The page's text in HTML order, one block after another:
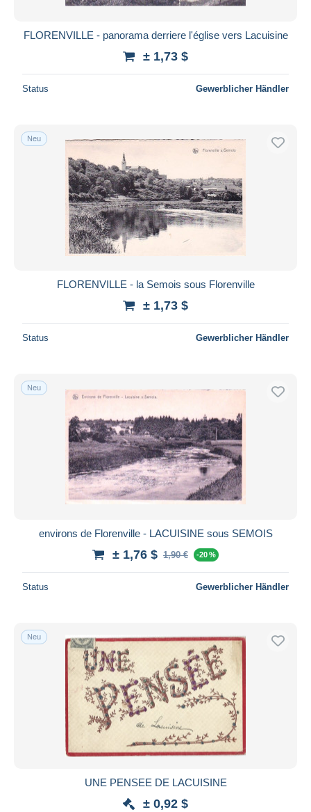
FLORENVILLE - panorama derriere l'église vers Lacuisine
± 1,73 $
Status Gewerblicher Händler
Neu
FLORENVILLE - la Semois sous Florenville
± 1,73 $
Status Gewerblicher Händler
Neu
environs de Florenville - LACUISINE sous SEMOIS
± 1,76 $ 1,90 € -20 %
Status Gewerblicher Händler
Neu
UNE PENSEE DE LACUISINE
± 0,92 $